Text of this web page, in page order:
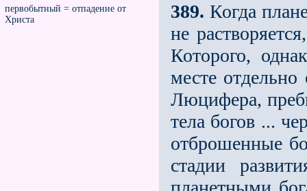
первобытный = отпадение от
Христа
389. Когда
не
Которого,
месте
Люцифера,
тела богов ...
отброшенные
стадии